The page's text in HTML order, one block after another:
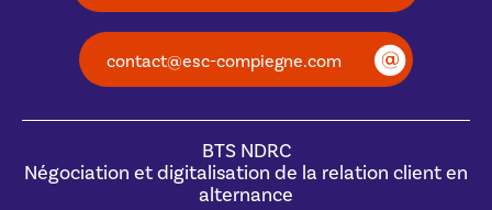
contact@esc-compiegne.com
BTS NDRC
Négociation et digitalisation de la relation client en
alternance